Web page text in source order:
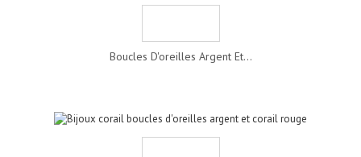
Boucles D'oreilles Argent Et...